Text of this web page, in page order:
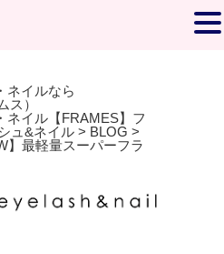
ネイルなら
ス）
ネイル【FRAMES】フ
ュ&ネイル > BLOG >
】最軽量スーパーフラ